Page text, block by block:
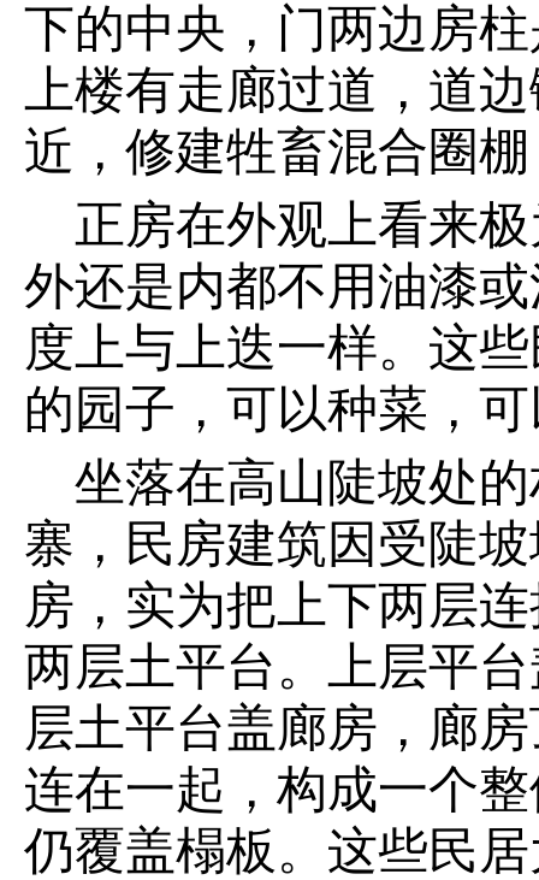
下的中央，门两边房
上楼有走廊过道，道
近，修建牲畜混合圈
正房在外观上看来
外还是内都不用油漆
度上与上迭一样。这
的园子，可以种菜，
坐落在高山陡坡处
寨，民房建筑因受陡
房，实为把上下两层
两层土平台。上层平
层土平台盖廊房，廊
连在一起，构成一个
仍覆盖榻板。这些民